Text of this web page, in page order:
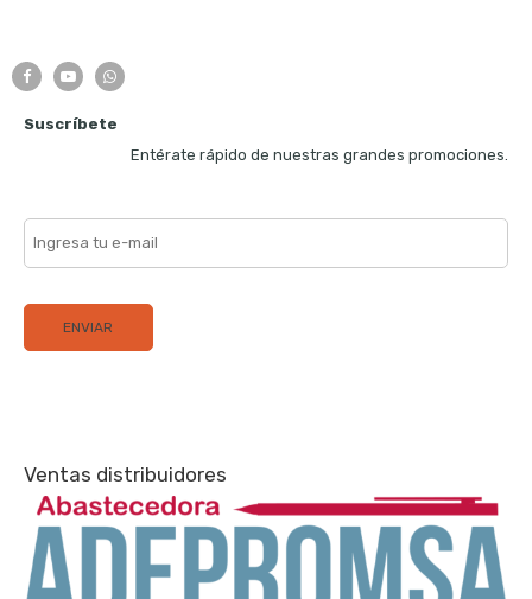
Suscríbete
Entérate rápido de nuestras grandes promociones.
Ventas distribuidores